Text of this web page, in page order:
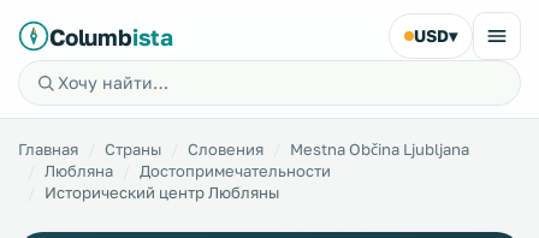
Columbista USD▾
Главная Страны Словения
Mestna Občina Ljubljana
Любляна
Достопримечательности
Исторический центр Любляны